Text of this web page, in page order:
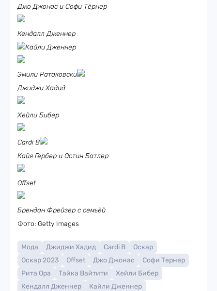
Джо Джонас и Софи Тёрнер
Кендалл Дженнер
Кайли Дженнер
Эмили Ратаковски
Джиджи Хадид
Хейли Бибер
Cardi B
Кайя Гербер и Остин Батлер
Offset
Брендан Фрейзер с семьёй
Фото: Getty Images
Мода Джиджи Хадид Cardi B
Оскар
Оскар 2023
Offset Джо Джонас
Софи Тернер
Рита Ора
Тайка Вайтити
Хейли Бибер
Кендалл Дженнер
Кайли Дженнер